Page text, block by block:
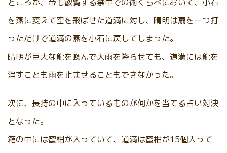
を燕に変えて空を飛ばせた道満に対し、晴明は扇を一つ打
っただけで道満の燕を小石に戻してしまった。
晴明が巨大な龍を喚んで大雨を降らせても、道満には龍を
消すことも雨を止ませることもできなかった。
次に、長持の中に入っているものが何かを当てる占い対決
となった。
箱の中には蜜柑が入っていて、道満は蜜柑が15個入って